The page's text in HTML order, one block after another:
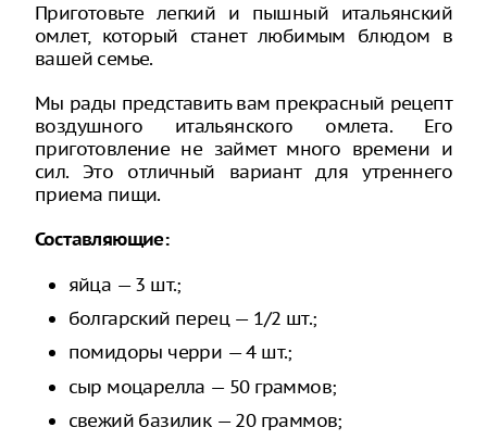
Приготовьте легкий и пышный итальянский
омлет, который станет любимым блюдом в
вашей семье.
Мы рады представить вам прекрасный рецепт
воздушного итальянского омлета. Его
приготовление не займет много времени и
сил. Это отличный вариант для утреннего
приема пищи.
Составляющие:
яйца — 3 шт.;
болгарский перец — 1/2 шт.;
помидоры черри — 4 шт.;
сыр моцарелла — 50 граммов;
свежий базилик — 20 граммов;